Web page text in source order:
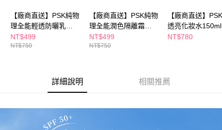
２．關於個人資料處理事宜，請瀏覽以下網址：
https://aftee.tw/terms/#terms3
「AFTEE先享後付」，若未經同意申辦者引起之損失，本公司不負相關責
任。
請求用戶進行身份認證。
５．嚴禁一人註冊多個帳號或使用他人資訊註冊。若發現惡意使用之情形，
恩沛科技股份有限公司將有權停止該用戶之使用額度並採取法律行動。
【廠商直送】PSK純物
理全能輕透防曬乳
SPF50+ ★★★35ml
持妝耐汗型(白色)
NT$499
NT$750
【廠商直送】PSK純物
理全能潤色隔離霜
SPF50+ ★★★明亮色
NT$499
NT$750
【廠商直送】
透亮化妝水150ml
NT$780
詳細說明 相關推薦